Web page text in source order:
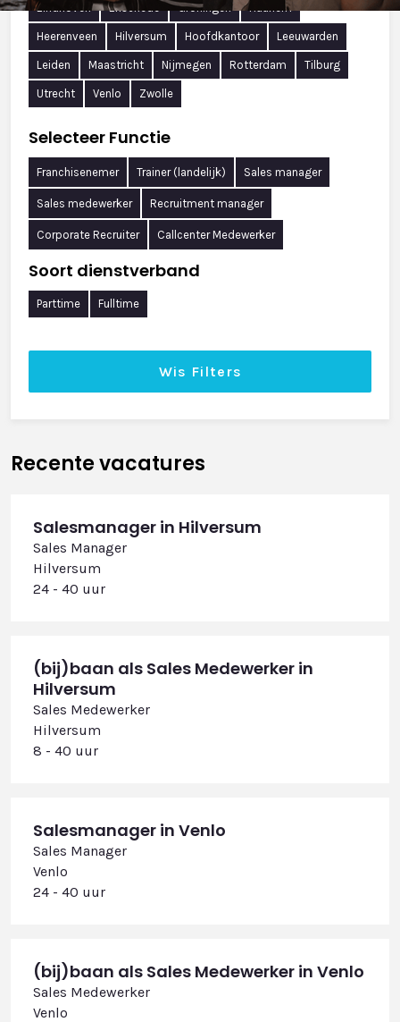
Eindhoven Enschede Groningen Haarlem
Heerenveen Hilversum Hoofdkantoor Leeuwarden
Leiden Maastricht Nijmegen Rotterdam Tilburg
Utrecht Venlo Zwolle
Selecteer Functie
Franchisenemer Trainer (landelijk) Sales manager
Sales medewerker Recruitment manager
Corporate Recruiter Callcenter Medewerker
Soort dienstverband
Parttime Fulltime
Wis Filters
Recente vacatures
Salesmanager in Hilversum
Sales Manager
Hilversum
24 - 40 uur
(bij)baan als Sales Medewerker in
Hilversum
Sales Medewerker
Hilversum
8 - 40 uur
Salesmanager in Venlo
Sales Manager
Venlo
24 - 40 uur
(bij)baan als Sales Medewerker in Venlo
Sales Medewerker
Venlo